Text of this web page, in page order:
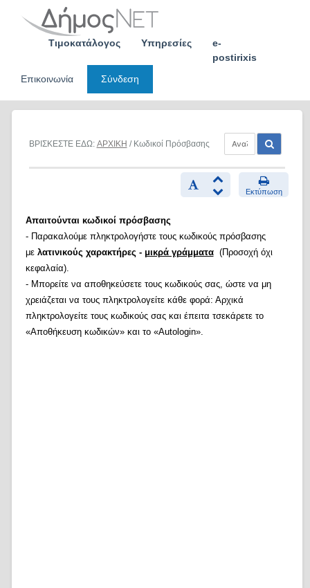
Τιμοκατάλογος Υπηρεσίες
e-
postirixis
Επικοινωνία
Σύνδεση
ΒΡΙΣΚΕΣΤΕ ΕΔΩ: ΑΡΧΙΚΗ / Κωδικοί Πρόσβασης
Εκτύπωση
Απαιτούνται κωδικοί πρόσβασης
- Παρακαλούμε πληκτρολογήστε τους κωδικούς πρόσβασης
με λατινικούς χαρακτήρες - μικρά γράμματα(Προσοχή όχι
κεφαλαία).
- Μπορείτε να αποθηκεύσετε τους κωδικούς σας, ώστε να μη
χρειάζεται να τους πληκτρολογείτε κάθε φορά: Αρχικά
πληκτρολογείτε τους κωδικούς σας και έπειτα τσεκάρετε το
«Αποθήκευση κωδικών» και το «Autologin».